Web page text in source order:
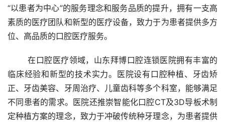
“以患者为中心”的服务理念和服务品质的提升，拥有一支高
素质的医疗团队和新型的医疗设备，致力于为患者提供多方
位、高品质的口腔医疗服务。
	在口腔医疗领域，山东拜博口腔连锁医院拥有丰富的
临床经验和新型的技术实力。医院设有口腔种植、牙齿矫
正、牙齿美容、牙周治疗、儿童齿科等多个科室，能够满足
不同患者的需求。医院还推崇智能化口腔CT及3D导板术制
定种植方案的理念，致力于冲破传统种牙理念，为患者提供